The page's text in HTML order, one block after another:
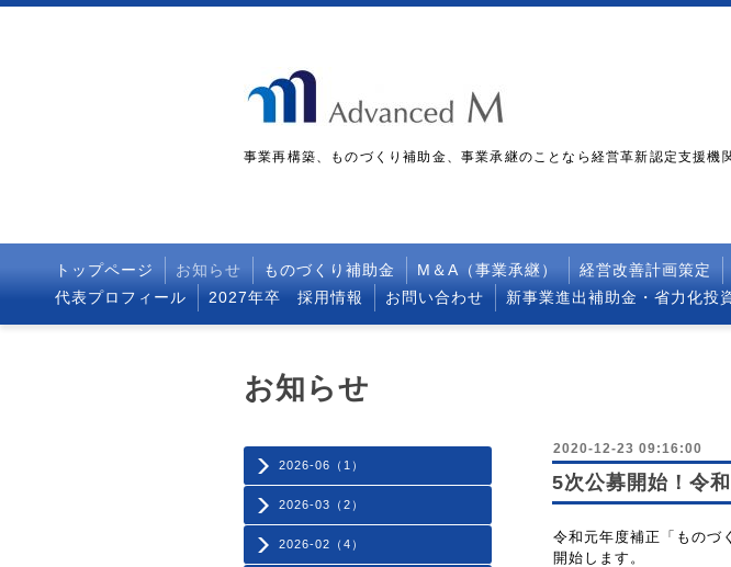
事業再構築、ものづくり補助金、事業承継のことなら経営革新認定支援
トップページ お知らせ ものづくり補助金 M＆A（事業承継） 経営改善計画策定
代表プロフィール
2027年卒 採用情報 お問い合わせ 新事業進出補助金・省力化投
2026-06（1）
2026-03（2）
2026-02（4）
お知らせ
2020-12-23 09:16:00
5次公募開始！令
令和元年度補正「ものづ
開始します。